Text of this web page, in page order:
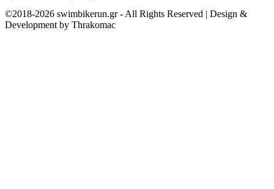
©2018-2026 swimbikerun.gr - All Rights Reserved | Design &
Development by Thrakomac